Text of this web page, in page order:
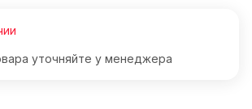
уточняйте у менеджера